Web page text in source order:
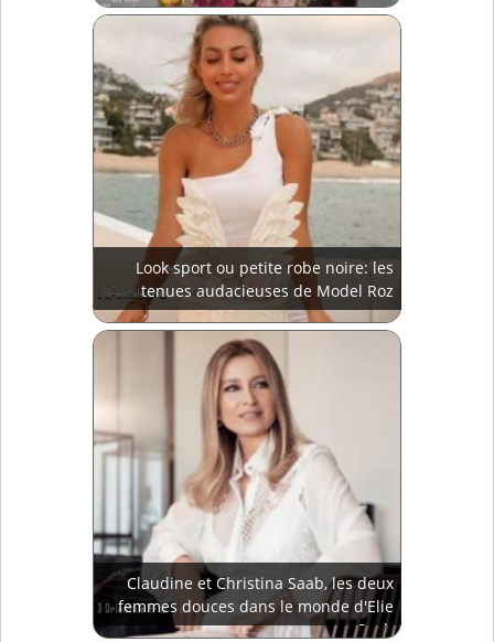
Look sport ou petite robe noire: les
tenues audacieuses de Model Roz
Claudine et Christina Saab, les deux
femmes douces dans le monde d'Elie
Saab